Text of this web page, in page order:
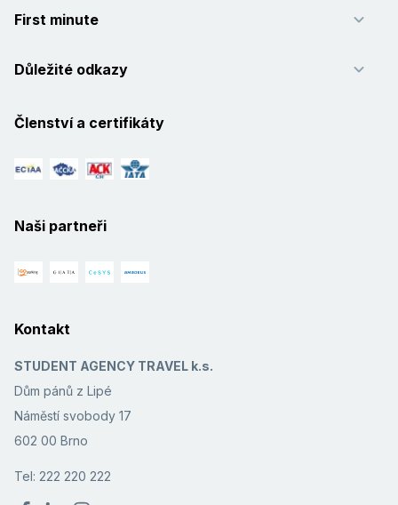
First minute
Důležité odkazy
Členství a certifikáty
Naši partneři
Kontakt
STUDENT AGENCY TRAVEL k.s.
Dům pánů z Lipé
Náměstí svobody 17
602 00 Brno
Tel: 222 220 222